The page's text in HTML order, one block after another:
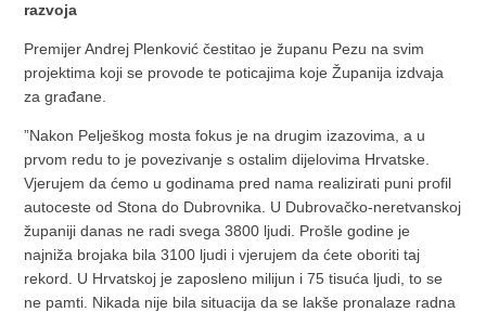
razvoja
Premijer Andrej Plenković čestitao je županu Pezu na svim
projektima koji se provode te poticajima koje Županija izdvaja
za građane.
”Nakon Pelješkog mosta fokus je na drugim izazovima, a u
prvom redu to je povezivanje s ostalim dijelovima Hrvatske.
Vjerujem da ćemo u godinama pred nama realizirati puni profil
autoceste od Stona do Dubrovnika. U Dubrovačko-neretvanskoj
županiji danas ne radi svega 3800 ljudi. Prošle godine je
najniža brojaka bila 3100 ljudi i vjerujem da ćete oboriti taj
rekord. U Hrvatskoj je zaposleno milijun i 75 tisuća ljudi, to se
ne pamti. Nikada nije bila situacija da se lakše pronalaze radna